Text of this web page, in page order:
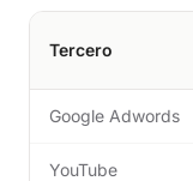
Tercero
Google Adwords
YouTube